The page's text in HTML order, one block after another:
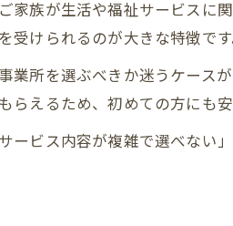
面の悩みを相談窓口で解決する
制度利用者のための精神保健サ
を支える相談支援事業所の役割
支援事業所が担う障害福祉制度
市障害者相談支援センターの
族が生活や福祉サービスに
けられるのが大きな特徴です
所を選ぶべきか迷うケース
えるため、初めての方にも安
ビス内容が複雑で選べない